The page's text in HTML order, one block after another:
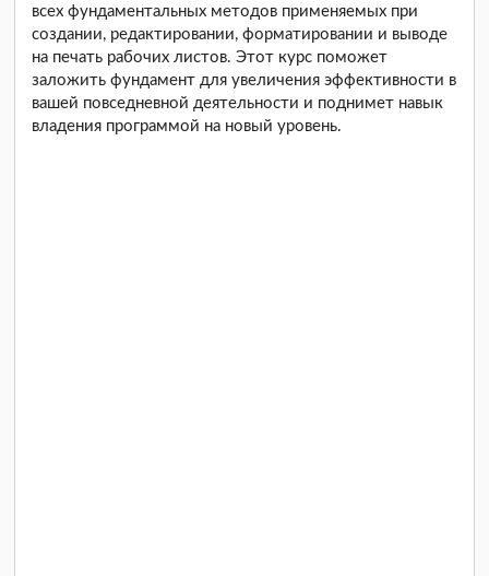
всех фундаментальных методов применяемых при
создании, редактировании, форматировании и выводе
на печать рабочих листов. Этот курс поможет
заложить фундамент для увеличения эффективности в
вашей повседневной деятельности и поднимет навык
владения программой на новый уровень.